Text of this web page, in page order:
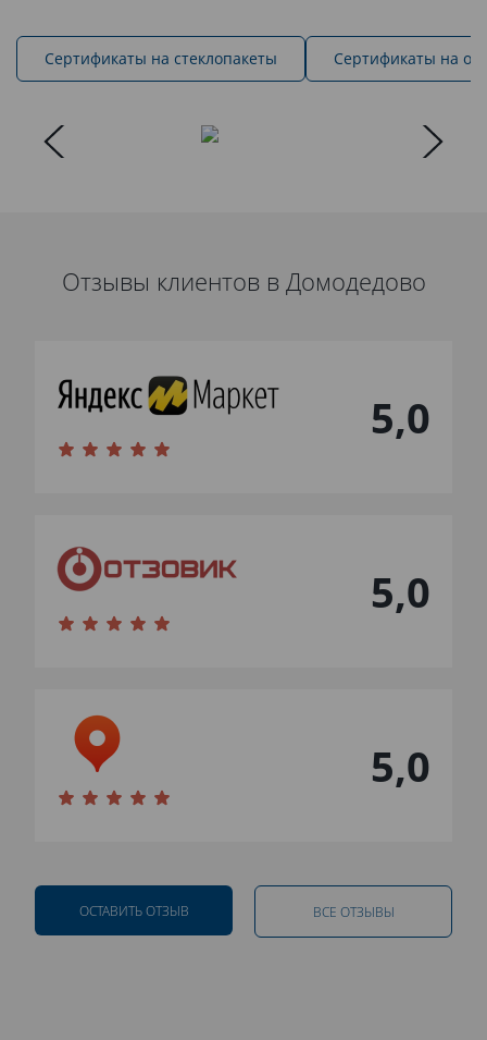
Cертификаты на стеклопакеты Сертификаты на
Отзывы клиентов в Домодедово
5,0
5,0
5,0
ОСТАВИТЬ ОТЗЫВ ВСЕ ОТЗЫВЫ